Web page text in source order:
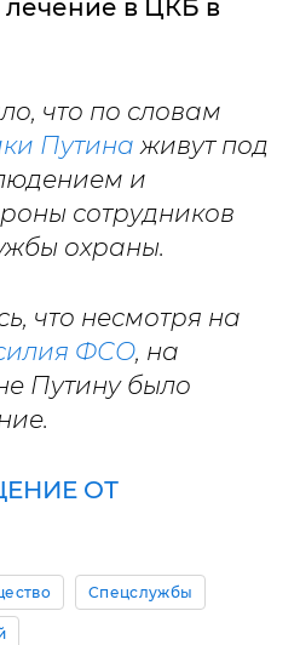
в ЦКБ в
что по словам
Путина живут под
и
сотрудников
охраны.
что несмотря на
ФСО, на
Путину было
ОТ
Спецслужбы